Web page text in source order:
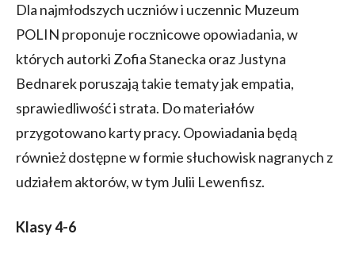
Dla najmłodszych uczniów i uczennic Muzeum
POLIN proponuje rocznicowe opowiadania, w
których autorki Zofia Stanecka oraz Justyna
Bednarek poruszają takie tematy jak empatia,
sprawiedliwość i strata. Do materiałów
przygotowano karty pracy. Opowiadania będą
również dostępne w formie słuchowisk nagranych z
udziałem aktorów, w tym Julii Lewenfisz.
Klasy 4-6